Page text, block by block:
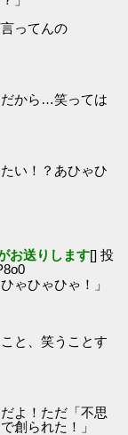
ってんの
から…笑っては
い！？あひゃひ
お送りします[] 投
ゃひゃひゃ！」
と、笑うことす
よ！ただ「不思
創られた！」